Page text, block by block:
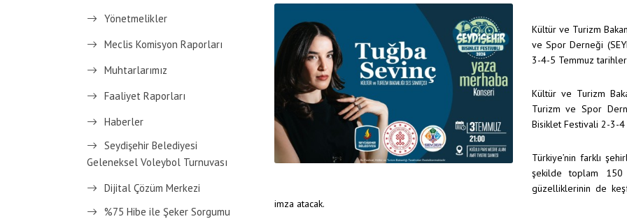
Yönetmelikler
Meclis Komisyon Raporları
Muhtarlarımız
Faaliyet Raporları
Haberler
Seydişehir Belediyesi
Geleneksel Voleybol Turnuvası
Dijital Çözüm Merkezi
%75 Hibe ile Şeker Sorgumu
Kültür ve Turizm
ve Spor Derneği
3-4-5 Temmuz
Kültür ve Turizm
Turizm ve Spor
Bisiklet Festivali 2-3-4
Türkiye’nin farklı
şekilde toplam 150
güzelliklerinin de
imza atacak.